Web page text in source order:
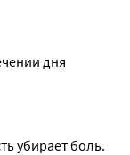
дня
убирает боль.